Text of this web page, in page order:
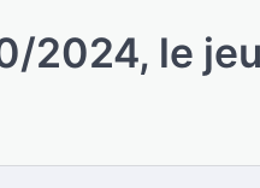
2024, le